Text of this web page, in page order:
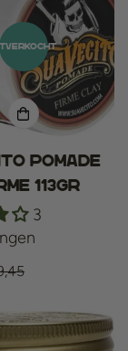
Pomade
113gr
3